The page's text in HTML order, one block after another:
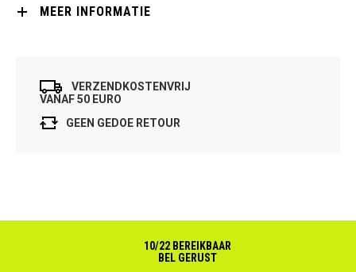
MEER INFORMATIE
VERZENDKOSTENVRIJ
VANAF 50 EURO
GEEN GEDOE RETOUR
10/22 BEREIKBAAR
BEL GERUST